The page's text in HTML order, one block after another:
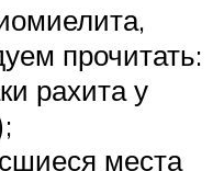
прочитать:
рахита у
места